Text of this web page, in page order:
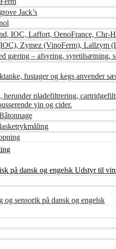
Jack’s
IOC, Laffort, OenoFrance, Chr-
Zymez (VinoFerm), Lallzym
gæring – afsyring, syretilsætning,
fustager og kegs anvender
pladefiltrering,
vin og cider.
på dansk og engelsk Udstyr til
og sensorik på dansk og engelsk